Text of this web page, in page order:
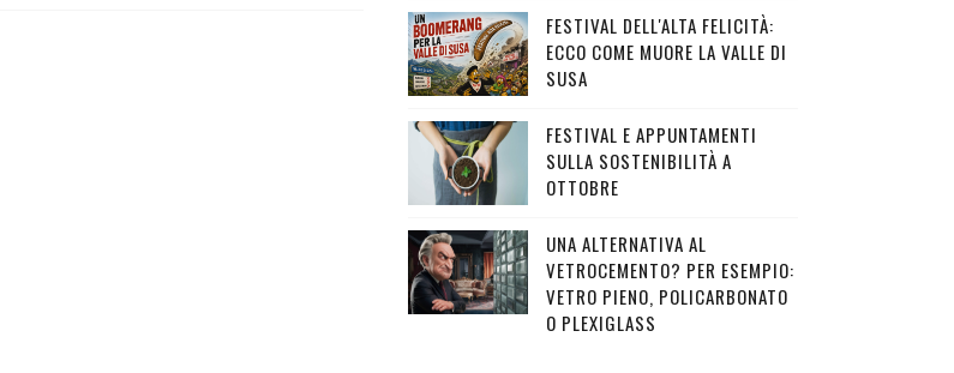
FESTIVAL DELL'ALTA FELICITÀ:
ECCO COME MUORE LA VALLE DI
SUSA
FESTIVAL E APPUNTAMENTI
SULLA SOSTENIBILITÀ A
OTTOBRE
UNA ALTERNATIVA AL
VETROCEMENTO? PER ESEMPIO:
VETRO PIENO, POLICARBONATO
O PLEXIGLASS